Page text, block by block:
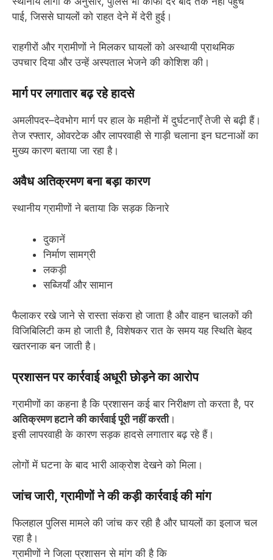
पाई, जिससे घायलों को राहत देने में देरी हुई।
राहगीरों और ग्रामीणों ने मिलकर घायलों को अस्थायी प्राथमिक
उपचार दिया और उन्हें अस्पताल भेजने की कोशिश की।
मार्ग पर लगातार बढ़ रहे हादसे
अमलीपदर–देवभोग मार्ग पर हाल के महीनों में दुर्घटनाएँ तेजी से बढ़ी हैं।
तेज रफ्तार, ओवरटेक और लापरवाही से गाड़ी चलाना इन घटनाओं का
मुख्य कारण बताया जा रहा है।
अवैध अतिक्रमण बना बड़ा कारण
स्थानीय ग्रामीणों ने बताया कि सड़क किनारे
दुकानें
निर्माण सामग्री
लकड़ी
सब्जियाँ और सामान
फैलाकर रखे जाने से रास्ता संकरा हो जाता है और वाहन चालकों की
विजिबिलिटी कम हो जाती है, विशेषकर रात के समय यह स्थिति बेहद
खतरनाक बन जाती है।
प्रशासन पर कार्रवाई अधूरी छोड़ने का आरोप
ग्रामीणों का कहना है कि प्रशासन कई बार निरीक्षण तो करता है, पर
अतिक्रमण हटाने की कार्रवाई पूरी नहीं करती।
इसी लापरवाही के कारण सड़क हादसे लगातार बढ़ रहे हैं।
लोगों में घटना के बाद भारी आक्रोश देखने को मिला।
जांच जारी, ग्रामीणों ने की कड़ी कार्रवाई की मांग
फिलहाल पुलिस मामले की जांच कर रही है और घायलों का इलाज चल
रहा है।
ग्रामीणों ने जिला प्रशासन से मांग की है कि